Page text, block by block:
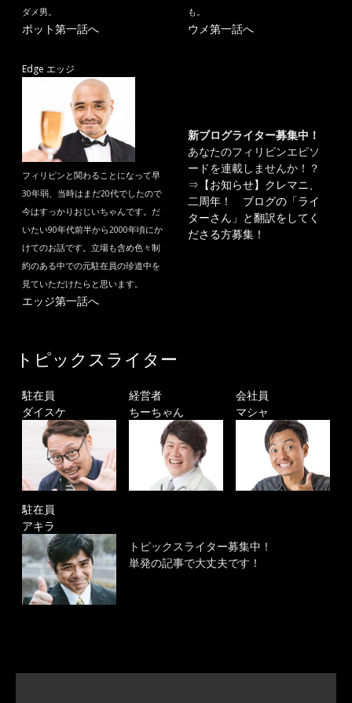
ダメ男。
ポット第一話へ
も。
ウメ第一話へ
Edge エッジ
フィリピンと関わることになって早
30年弱、当時はまだ20代でしたので
今はすっかりおじいちゃんです。だ
いたい90年代前半から2000年頃にか
けてのお話です。立場も含め色々制
約のある中での元駐在員の珍道中を
見ていただけたらと思います。
エッジ第一話へ
新ブログライター募集中！
あなたのフィリピンエピソ
ードを連載しませんか！？
⇒ 【お知らせ】クレマニ、
二周年！ ブログの「ライ
ターさん」と翻訳をしてく
ださる方募集！
トピックスライター
駐在員
ダイスケ
経営者
ちーちゃん
会社員
マシャ
駐在員
アキラ
トピックスライター募集中！
単発の記事で大丈夫です！